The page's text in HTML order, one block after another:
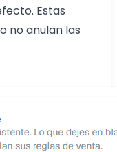
Estas
no anulan las